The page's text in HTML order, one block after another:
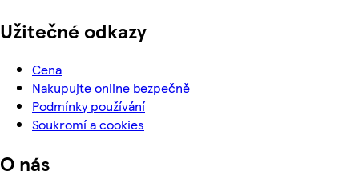
Užitečné odkazy
Cena
Nakupujte online bezpečně
Podmínky používání
Soukromí a cookies
O nás